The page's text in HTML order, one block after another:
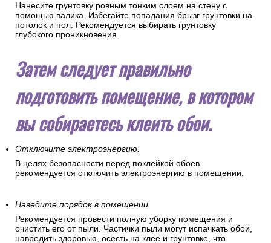
Нанесите грунтовку ровным тонким слоем на стену с
помощью валика. Избегайте попадания брызг грунтовки на
потолок и пол. Рекомендуется выбирать грунтовку
глубокого проникновения.
Затем следует правильно
подготовить помещение, в котором
вы собираетесь клеить обои.
Отключите электроэнергию.
В целях безопасности перед поклейкой обоев
рекомендуется отключить электроэнергию в помещении.
Наведите порядок в помещении.
Рекомендуется провести полную уборку помещения и
очистить его от пыли. Частички пыли могут испачкать обои,
навредить здоровью, осесть на клее и грунтовке, что